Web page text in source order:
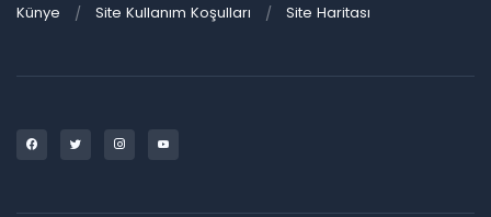
Künye Site Kullanım Koşulları Site Haritası